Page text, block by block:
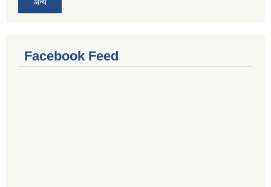
Facebook Feed